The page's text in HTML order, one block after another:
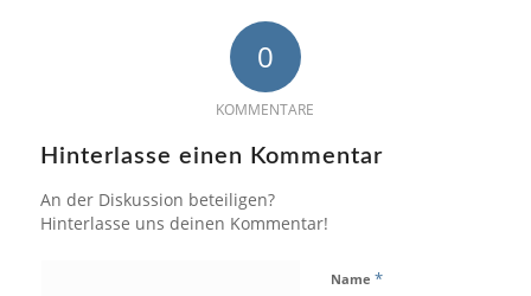
0
KOMMENTARE
Hinterlasse einen Kommentar
An der Diskussion beteiligen?
Hinterlasse uns deinen Kommentar!
Name *